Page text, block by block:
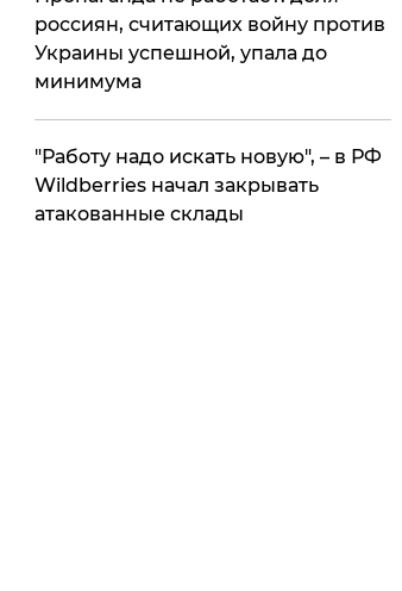
россиян, считающих войну против
Украины успешной, упала до
минимума
"Работу надо искать новую", – в РФ
Wildberries начал закрывать
атакованные склады